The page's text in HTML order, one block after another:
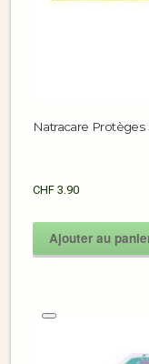
Natracare Protèges
CHF 3.90
Ajouter au